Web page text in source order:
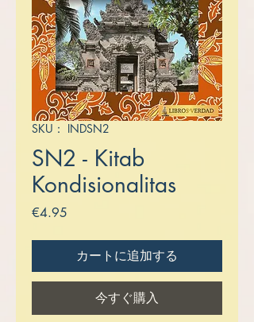
SKU： INDSN2
SN2 - Kitab
Kondisionalitas
€4.95
カートに追加する
今すぐ購入